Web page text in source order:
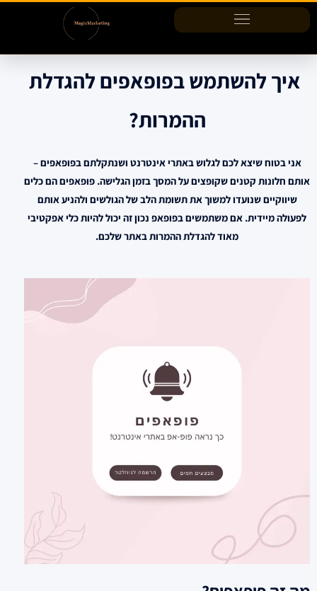
דילוג
לתוכן
איך להשתמש בפופאפים להגדלת
ההמרות?
אני בטוח שיצא לכם לגלוש באתרי אינטרנט ושנתקלתם בפופאפים –
אותם חלונות קטנים שקופצים על המסך בזמן הגלישה. פופאפים הם כלים
שיווקיים שנועדו למשוך את תשומת הלב של הגולשים ולהניע אותם
לפעולה מיידית. אם משתמשים בפופאפ נכון זה יכול להיות כלי אפקטיבי
מאוד להגדלת ההמרות באתר שלכם.